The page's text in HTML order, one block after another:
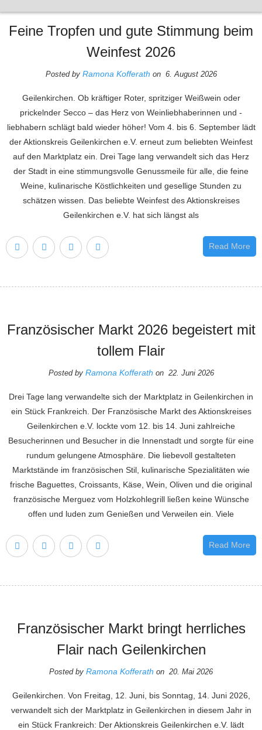
Inhalt
springen
Feine Tropfen und gute Stimmung beim
Weinfest 2026
Posted by Ramona Kofferath on 6. August 2026
Geilenkirchen. Ob kräftiger Roter, spritziger Weißwein oder
prickelnder Secco – das Herz von Weinliebhaberinnen und -
liebhabern schlägt bald wieder höher! Vom 4. bis 6. September lädt
der Aktionskreis Geilenkirchen e.V. erneut zum beliebten Weinfest
auf den Marktplatz ein. Drei Tage lang verwandelt sich das Herz
der Stadt in eine stimmungsvolle Genussmeile für alle, die feine
Weine, kulinarische Köstlichkeiten und gesellige Stunden zu
schätzen wissen. Das beliebte Weinfest des Aktionskreises
Geilenkirchen e.V. hat sich längst als
Read More
Französischer Markt 2026 begeistert mit
tollem Flair
Posted by Ramona Kofferath on 22. Juni 2026
Drei Tage lang verwandelte sich der Marktplatz in Geilenkirchen in
ein Stück Frankreich. Der Französische Markt des Aktionskreises
Geilenkirchen e.V. lockte vom 12. bis 14. Juni zahlreiche
Besucherinnen und Besucher in die Innenstadt und sorgte für eine
rundum gelungene Atmosphäre. Die liebevoll gestalteten
Marktstände im französischen Stil, kulinarische Spezialitäten wie
frische Baguettes, Croissants, Käse, Wein, Oliven und die original
französische Merguez vom Holzkohlegrill ließen keine Wünsche
offen und luden zum Genießen und Verweilen ein. Viele
Read More
Französischer Markt bringt herrliches
Flair nach Geilenkirchen
Posted by Ramona Kofferath on 20. Mai 2026
Geilenkirchen. Von Freitag, 12. Juni, bis Sonntag, 14. Juni 2026,
verwandelt sich der Marktplatz in Geilenkirchen in diesem Jahr in
ein Stück Frankreich: Der Aktionskreis Geilenkirchen e.V. lädt